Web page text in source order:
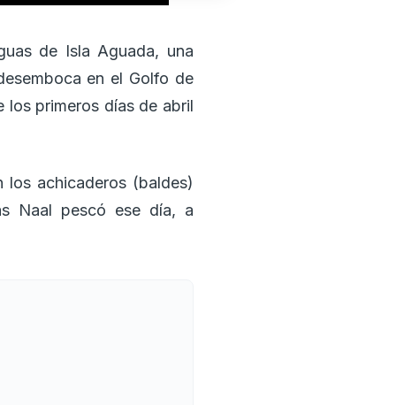
de Isla Aguada, una
en el Golfo de
los primeros días de abril
los achicaderos (baldes)
Naal pescó ese día, a